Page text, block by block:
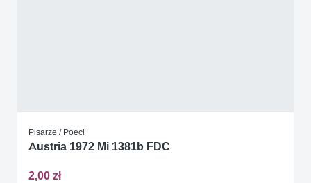
Pisarze / Poeci
Austria 1972 Mi 1381b FDC
2,00 zł